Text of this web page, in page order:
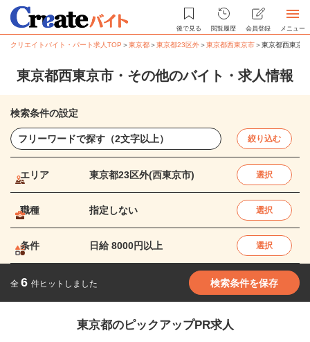
後で見る 閲覧履歴 会員登録 メニュー
クリエイトバイト・パート求人TOP ＞東京都＞東京都23区外＞東京都西東京市＞東京都西東京
東京都西東京市・その他のバイト・求人情報
検索条件の設定
絞り込む
エリア 東京都23区外(西東京市) 選択
職種 指定しない 選択
条件 日給 8000円以上 選択
全 6 件ヒットしました 検索条件を保存
東京都のピックアップPR求人